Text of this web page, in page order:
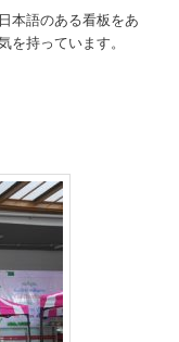
本語のある看板をあ
持っています。